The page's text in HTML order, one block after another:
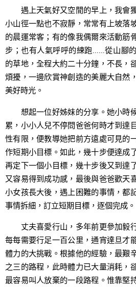
遇上天氣好又空閒的早上，我會
小山徑一點也不寂靜，常常有上坡落
的晨運常客；有的像我偶爾來活動筋
步；也有人氣呼呼的練跑……從山腳
的草地，全程大約二十分鐘，不長，
煩擾，一邊欣賞神創造的美麗大自然
美好時光。
想起一位好姊妹的分享。她小時
累，小小人兒不停問爸爸何時才到達
性有限，便教導她把前方遠處可見的
作短期小目標。如此，幾十步便達成
再定下一個小目標，幾十步後又到達
又容易得到成功感，最後與爸爸歡天
小女孩長大後，遇上困難的事情，都
事情拆細，訂立短期目標，逐個完成。
丈夫喜愛行山，多年前更參加毅
每每需要行足一百公里，通宵達旦才
體力的大挑戰。根據他的經驗，最艱
之三的路程，此時體力已大量消耗，
最容易叫人放棄的一段路程。惟靠堅